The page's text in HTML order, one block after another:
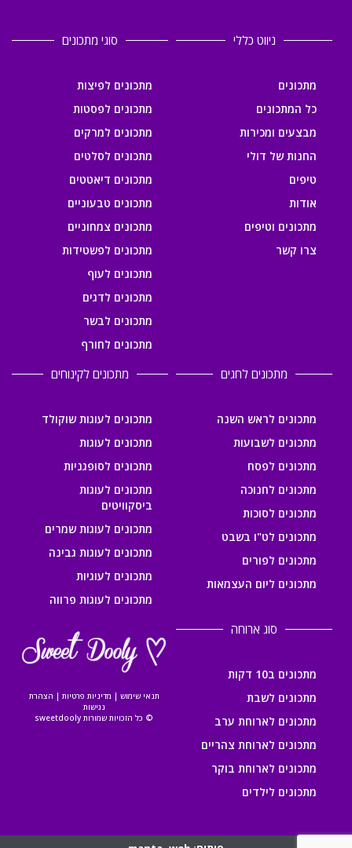
ניווט כללי
מתכונים
כל המתכונים
מבצעים ומכירות
החנות של דולי
טיפים
אודות
מתכונים וטיפים
צרו קשר
סוגי מתכונים
מתכונים לפיצות
מתכונים לפסטות
מתכונים למרקים
מתכונים לסלטים
מתכונים דיאטטים
מתכונים טבעוניים
מתכונים צמחוניים
מתכונים לפשטידות
מתכונים לעוף
מתכונים לדגים
מתכונים לבשר
מתכונים לחורף
מתכונים לחגים
מתכונים לראש השנה
מתכונים לשבועות
מתכונים לפסח
מתכונים לחנוכה
מתכונים לסוכות
מתכונים לט"ו בשבט
מתכונים לפורים
מתכונים ליום העצמאות
מתכונים לקינוחים
מתכונים לעוגות שוקולד
מתכונים לעוגות
מתכונים לסופגניות
מתכונים לעוגות
ביסקוויטים
מתכונים לעוגות שמרים
מתכונים לעוגות גבינה
מתכונים לעוגיות
מתכונים לעוגות פרווה
סוג ארוחה
מתכונים ב10 דקות
מתכונים לשבת
מתכונים לארוחת ערב
מתכונים לארוחת צהריים
מתכונים לארוחת בוקר
מתכונים לילדים
תנאי שימוש | מדיניות פרטיות | הצהרת
נגישות
© כל הזכויות שמורות sweetdooly